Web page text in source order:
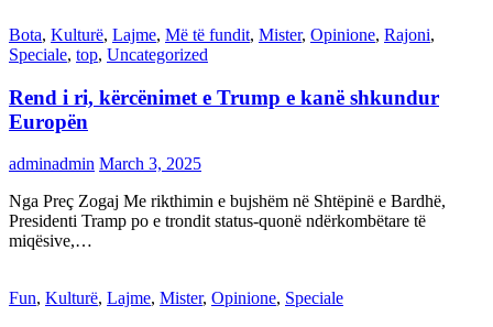
Bota, Kulturë, Lajme, Më të fundit, Mister, Opinione, Rajoni,
Speciale, top, Uncategorized
Rend i ri, kërcënimet e Trump e kanë shkundur
Europën
adminadmin March 3, 2025
Nga Preç Zogaj Me rikthimin e bujshëm në Shtëpinë e Bardhë,
Presidenti Tramp po e trondit status-quonë ndërkombëtare të
miqësive,…
Fun, Kulturë, Lajme, Mister, Opinione, Speciale